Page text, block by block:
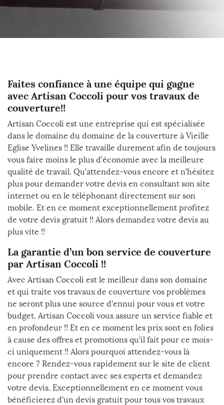
Faites confiance à une équipe qui gagne
avec Artisan Coccoli pour vos travaux de
couverture!!
Artisan Coccoli est une entreprise qui est spécialisée
dans le domaine du domaine de la couverture à Vieille
Eglise Yvelines !! Elle travaille durement afin de toujours
vous faire moins le plus d’économie avec la meilleure
qualité de travail. Qu’attendez-vous encore et n’hésitez
plus pour demander votre devis en consultant son site
internet ou en le téléphonant directement sur son
mobile. Et en ce moment exceptionnellement profitez
de votre devis gratuit !! Alors demandez votre devis au
plus vite !!
La garantie d’un bon service de couverture
par Artisan Coccoli !!
Avec Artisan Coccoli est le meilleur dans son domaine
et qui traite vos travaux de couverture vos problèmes
ne seront plus une source d’ennui pour vous et votre
budget. Artisan Coccoli vous assure un service fiable et
en profondeur !! Et en ce moment les prix sont en folies
à cause des offres et promotions qu’il fait pour ce mois-
ci uniquement !! Alors pourquoi attendez-vous là
encore ? Rendez-vous rapidement sur le site de client
pour prendre contact avec ses experts et demandez
votre devis. Exceptionnellement en ce moment vous
bénéficierez d’un devis gratuit pour tous vos travaux